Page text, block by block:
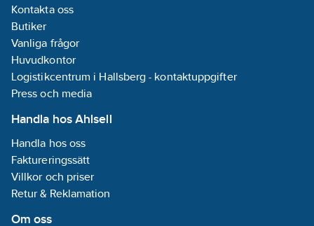
Kan monteras med
hammare - det finns
inget behov av
specialverktyg vilket
sparar tid och pengar
under installation.
50% hållbart
förnyelsebart material
och är därmed extra
miljövänlig.
Artikelnummer: 3824107
Kontakta oss
Butiker
Vanliga frågor
Huvudkontor
Logistikcentrum i Hallsberg - kontaktuppgifter
Press och media
Handla hos Ahlsell
Handla hos oss
Faktureringssätt
Villkor och priser
Retur & Reklamation
Om oss